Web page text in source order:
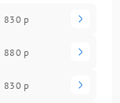
830 р
880 р
830 р